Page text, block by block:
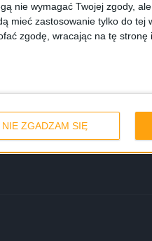
nie wymagać Twojej zgody,
mieć zastosowanie tylko do tej
zgodę, wracając na tę stronę
NIE ZGADZAM SIĘ